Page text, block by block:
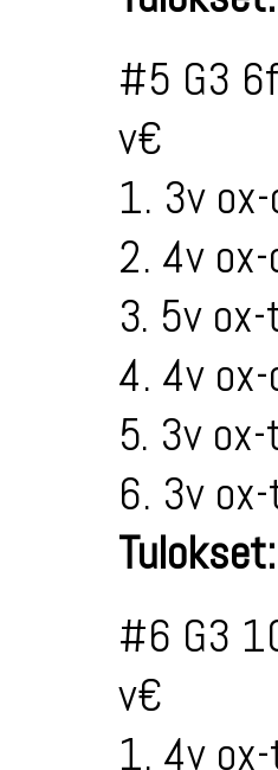
#5 G3
v€
1. 3v ox-
2. 4v ox-
3. 5v
4. 4v ox-
5. 3v
6. 3v
#6 G3
v€
1. 4v